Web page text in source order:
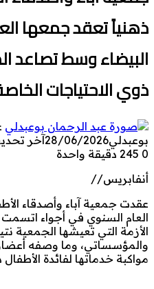
ذهنياً تعقد جمعها
البيضاء وسط تصاعد
ذوي الاحتياجات
بوعبدلي28/06/2026آخر تحديث: 28/
0
دقيقة واحدة
أنفابريس//
عقدت جمعية آباء وأصدقاء
العام السنوي في أجواء اتسمت
الأزمة التي تعيشها الجمعية
والمؤسساتي، وما وصفه
مواكبة خدماتها لفائدة